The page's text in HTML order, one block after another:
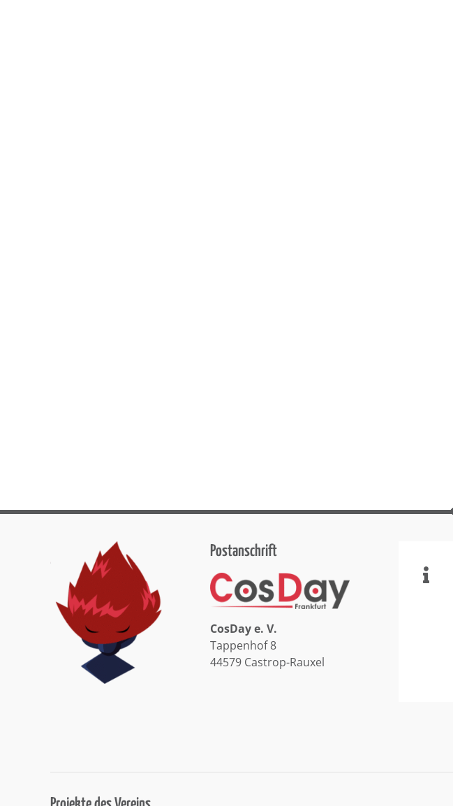
Postanschrift
CosDay e. V.
Tappenhof 8
44579 Castrop-Rauxel